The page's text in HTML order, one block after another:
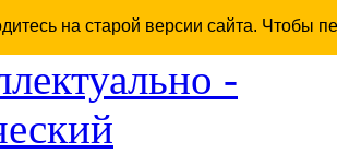
на старой версии сайта. Чтобы
-